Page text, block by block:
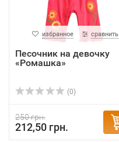
избранное сравнить
Песочник на девочку
«Ромашка»
(0)
250 грн.
212,50 грн.